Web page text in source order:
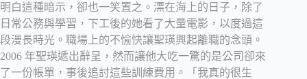
明白這種暗示，卻也一笑置之。漂在海上的日子，除了
日常公務與學習，下工後的她看了大量電影，以度過這
段漫長時光。職場上的不愉快讓聖瑛興起離職的念頭。
2006 年聖瑛遞出辭呈，然而讓他大吃一驚的是公司卻來
了一份帳單，事後追討這些訓練費用。「我真的很生